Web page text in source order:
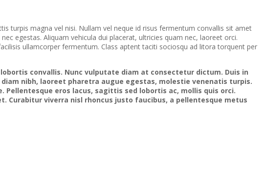
turpis magna vel nisi. Nullam vel neque id risus fermentum convallis sit amet
egestas. Aliquam vehicula dui placerat, ultricies quam nec, laoreet orci.
ullamcorper fermentum. Class aptent taciti sociosqu ad litora torquent per
convallis. Nunc vulputate diam at consectetur dictum. Duis in
nibh, laoreet pharetra augue egestas, molestie venenatis turpis.
eros lacus, sagittis sed lobortis ac, mollis quis orci.
viverra nisl rhoncus justo faucibus, a pellentesque metus